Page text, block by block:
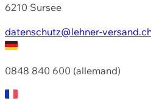
6210 Sursee
datenschutz@lehner-
0848 840 600 (allemand)